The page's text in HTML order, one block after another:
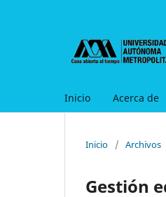
Inicio Acerca de
Inicio / Archivos
Gestión